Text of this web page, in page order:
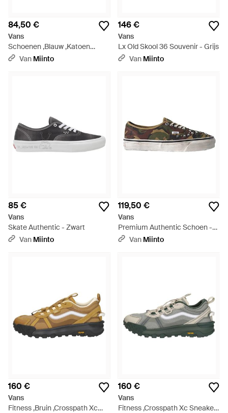
84,50 €
Vans
Schoenen ,Blauw ,Katoen
Anaheim Factory Old Skool 36
Van Miinto
146 €
Vans
Lx Old Skool 36 Souvenir - Grijs
Van Miinto
85 €
Vans
Skate Authentic - Zwart
Van Miinto
119,50 €
Vans
Premium Authentic Schoen -
Zwart
Van Miinto
160 €
Vans
Fitness ,Bruin ,Crosspath Xc
160 €
Vans
Fitness ,Crosspath Xc Sneakers